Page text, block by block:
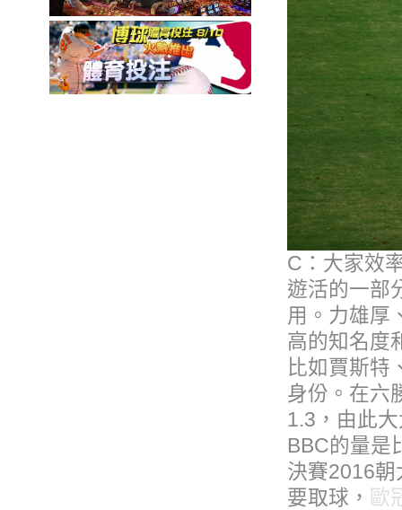
C：大家效
遊活的一部
用。力雄厚
高的知名度
比如賈斯特
身份。在六
1.3，由此
BBC的量是
決賽2016
要取球， 歐